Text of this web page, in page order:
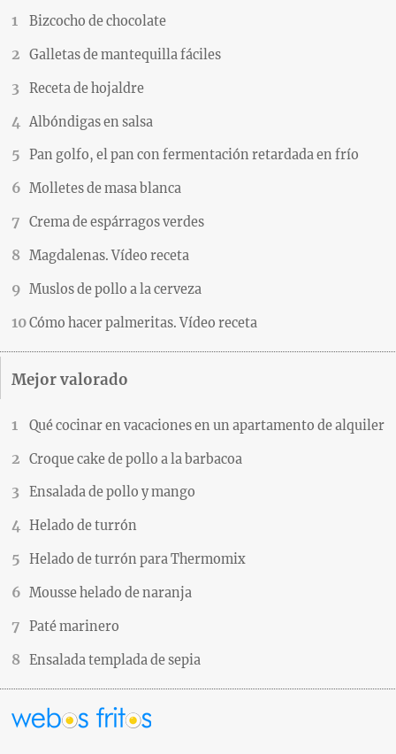
Bizcocho de chocolate
Galletas de mantequilla fáciles
Receta de hojaldre
Albóndigas en salsa
Pan golfo, el pan con fermentación retardada en frío
Molletes de masa blanca
Crema de espárragos verdes
Magdalenas. Vídeo receta
Muslos de pollo a la cerveza
Cómo hacer palmeritas. Vídeo receta
Mejor valorado
Qué cocinar en vacaciones en un apartamento de alquiler
Croque cake de pollo a la barbacoa
Ensalada de pollo y mango
Helado de turrón
Helado de turrón para Thermomix
Mousse helado de naranja
Paté marinero
Ensalada templada de sepia